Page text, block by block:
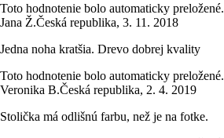
Toto hodnotenie bolo automaticky preložené.
Jana Ž.Česká republika, 3. 11. 2018
Jedna noha kratšia. Drevo dobrej kvality
Toto hodnotenie bolo automaticky preložené.
Veronika B.Česká republika, 2. 4. 2019
Stolička má odlišnú farbu, než je na fotke.